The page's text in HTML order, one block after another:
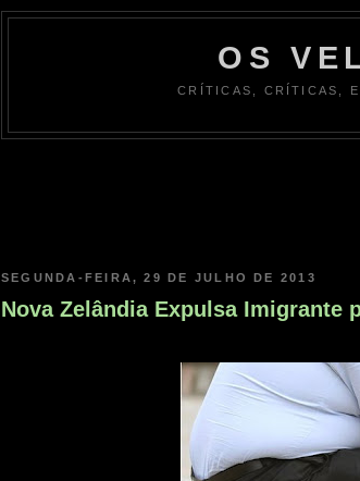
OS
CRÍTICAS, CRÍTICAS,
SEGUNDA-FEIRA, 29 DE JULHO DE 2013
Nova Zelândia Expulsa Imigrante